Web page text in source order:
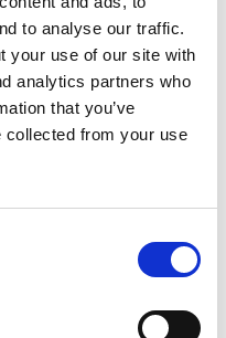
to analyse our traffic.
your use of our site with
analytics partners who
that you’ve
collected from your use
Tehtaat Oy:llä
myymään
Jokikoneella
että alueiden
toteaa Inhan